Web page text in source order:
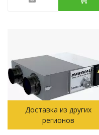
Доставка из других
регионов